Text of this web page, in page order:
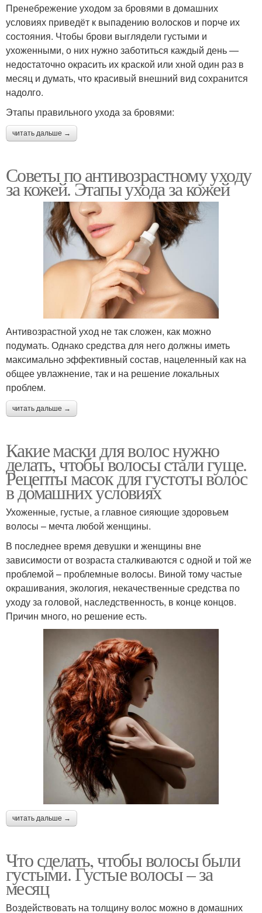
Пренебрежение уходом за бровями в домашних
условиях приведёт к выпадению волосков и порче их
состояния. Чтобы брови выглядели густыми и
ухоженными, о них нужно заботиться каждый день —
недостаточно окрасить их краской или хной один раз в
месяц и думать, что красивый внешний вид сохранится
надолго.
Этапы правильного ухода за бровями:
читать дальше →
Советы по антивозрастному уходу
за кожей. Этапы ухода за кожей
Антивозрастной уход не так сложен, как можно
подумать. Однако средства для него должны иметь
максимально эффективный состав, нацеленный как на
общее увлажнение, так и на решение локальных
проблем.
читать дальше →
Какие маски для волос нужно
делать, чтобы волосы стали гуще.
Рецепты масок для густоты волос
в домашних условиях
Ухоженные, густые, а главное сияющие здоровьем
волосы – мечта любой женщины.
В последнее время девушки и женщины вне
зависимости от возраста сталкиваются с одной и той же
проблемой – проблемные волосы. Виной тому частые
окрашивания, экология, некачественные средства по
уходу за головой, наследственность, в конце концов.
Причин много, но решение есть.
читать дальше →
Что сделать, чтобы волосы были
густыми. Густые волосы – за
месяц
Воздействовать на толщину волос можно в домашних